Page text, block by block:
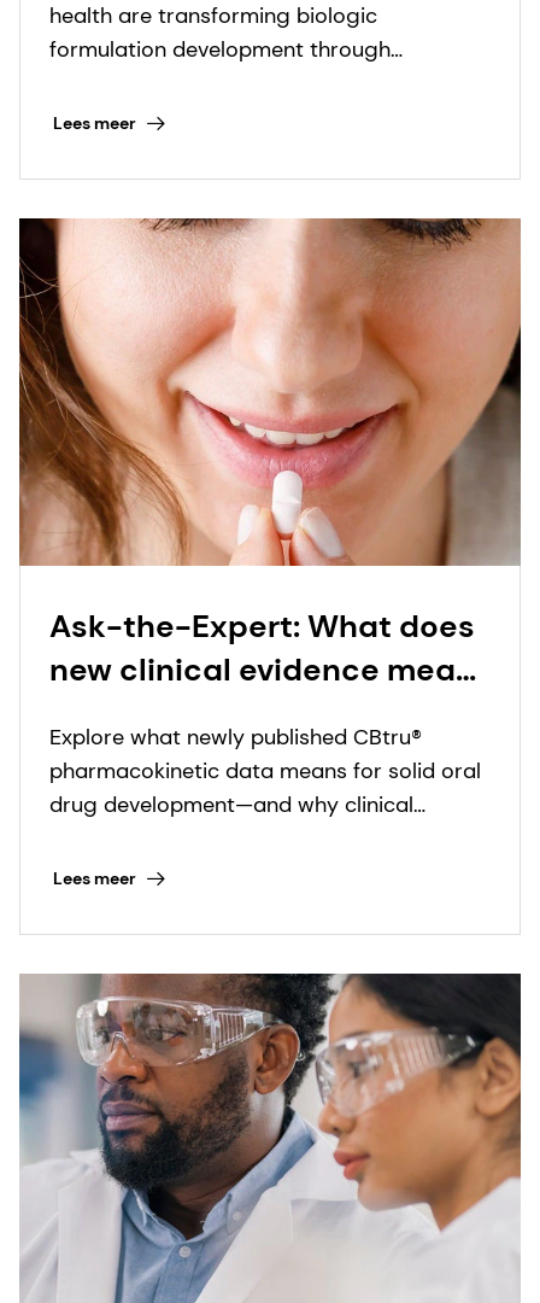
health are transforming biologic
formulation development through
Lees meer
Ask-the-Expert: What does
new clinical evidence mean
drug delivery?
Explore what newly published CBtru®
pharmacokinetic data means for solid oral
drug development—and why clinical
Lees meer